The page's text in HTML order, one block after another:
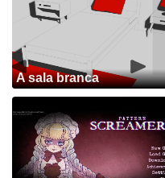
A sala branca